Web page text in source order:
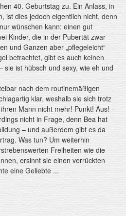
40. Geburtstag zu. Ein Anlass, in
ist dies jedoch eigentlich nicht, denn
wünschen kann: einen gut
Kinder, die in der Pubertät zwar
und Ganzen aber „pflegeleicht“
betrachtet, gibt es auch keinen
sie ist hübsch und sexy, wie eh und
nach dem routinemäßigen
klar, weshalb sie sich trotz
Mann nicht mehr! Punkt! Aus! –
nicht in Frage, denn Bea hat
– und außerdem gibt es da
Was tun? Um weiterhin
Freiheiten wie die
ersinnt sie einen verrückten
eine Geliebte ...